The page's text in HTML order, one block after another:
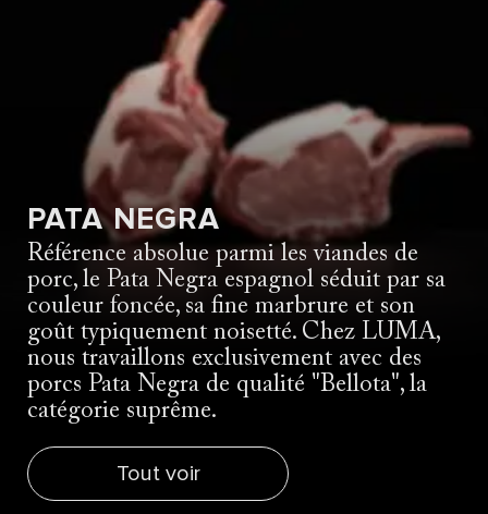
Vers la recette
PATA NEGRA
Référence absolue parmi les viandes de
porc, le Pata Negra espagnol séduit par sa
couleur foncée, sa fine marbrure et son
goût typiquement noisetté. Chez LUMA,
nous travaillons exclusivement avec des
porcs Pata Negra de qualité "Bellota", la
catégorie suprême.
Tout voir